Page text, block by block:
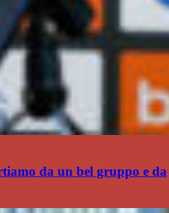
da un bel gruppo e da